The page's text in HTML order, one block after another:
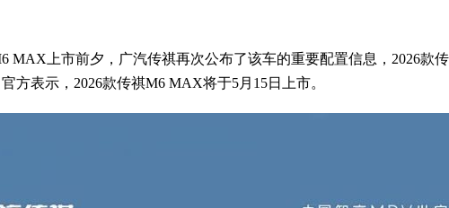
MAX上市前夕，广汽传祺再次公布了该车的重要配置信息，2026款
方表示，2026款传祺M6 MAX将于5月15日上市。